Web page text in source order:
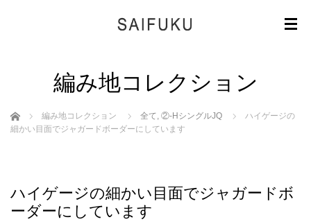
編み地コレクション
ホーム 編み地コレクション 全て, ②-HシングルJQ
ハイゲージの
細かい目面でジャガードボーダーにしています
ハイゲージの細かい目面でジャガードボ
ーダーにしています